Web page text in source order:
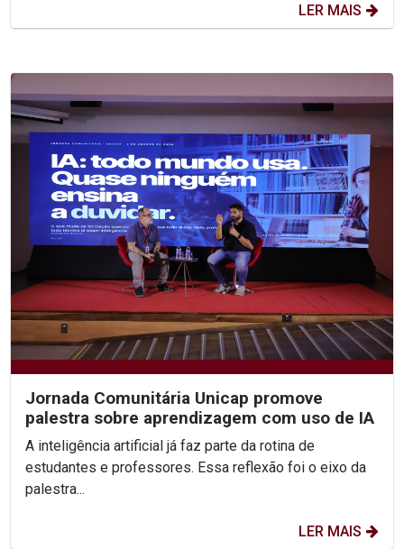
LER MAIS
Jornada Comunitária Unicap promove
palestra sobre aprendizagem com uso de IA
A inteligência artificial já faz parte da rotina de
estudantes e professores. Essa reflexão foi o eixo da
palestra...
LER MAIS